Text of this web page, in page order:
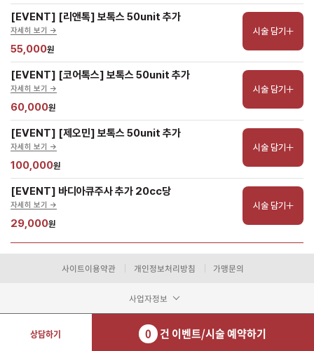
[EVENT] [리앤톡] 보톡스 50unit 추가
자세히 보기 ->
55,000원
시술 담기
[EVENT] [코어톡스] 보톡스 50unit 추가
자세히 보기 ->
60,000원
시술 담기
[EVENT] [제오민] 보톡스 50unit 추가
자세히 보기 ->
100,000원
시술 담기
[EVENT] 바디아큐주사 추가 20cc당
자세히 보기 ->
29,000원
시술 담기
사이트이용약관 개인정보처리방침 가맹문의
사업자정보
장바구니 담기 예약하기
상담하기 0 건 이벤트/시술 예약하기